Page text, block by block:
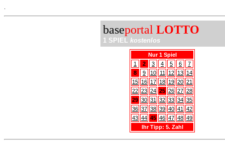
baseportal LOTTO
1 SPIEL kostenlos
Nur 1 Spiel
1
2 3 4 5 6
7
8
9 10 11 12 13 14
15 16 17 18 19 20 21
22 23 24 25 26 27 28
29 30 31 32 33 34 35
36 37 38 39 40 41
42
43 44 45 46 47 48 49
Ihr Tipp: 5. Zahl